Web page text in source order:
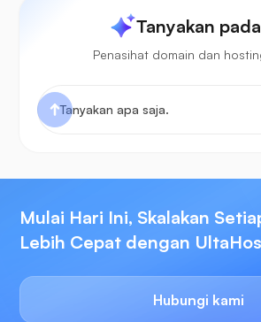
Tanyakan
Penasihat domain dan
Mulai Hari Ini, Skalakan
Lebih Cepat dengan
Hubungi kami